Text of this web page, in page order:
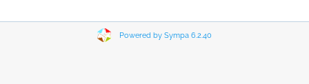
Powered by Sympa 6.2.40